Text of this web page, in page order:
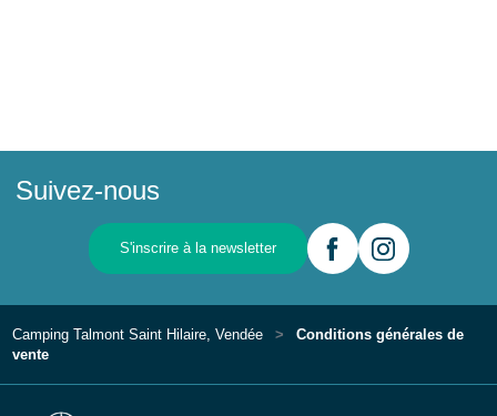
Suivez-nous
S'inscrire à la newsletter
Camping Talmont Saint Hilaire, Vendée
Conditions générales de
vente